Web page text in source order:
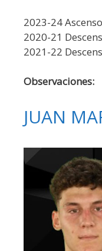
2023-24
2020-21
2021-22
Observaciones:
JUAN